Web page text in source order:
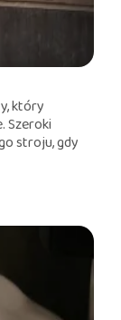
który
Szeroki
stroju, gdy